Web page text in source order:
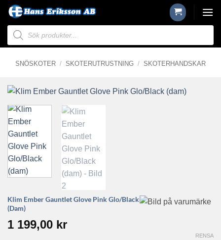
Skip
content
Produktsökning
SNÖSKOTER / SKOTERUTRUSTNING / SKOTERHANDSKAR
Klim Ember Gauntlet Glove Pink Glo/Black
(dam)
1 199,00 kr
RENSA